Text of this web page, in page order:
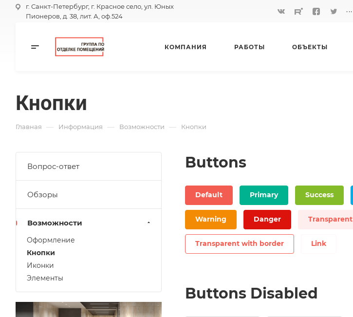
г. Санкт-Петербург, г. Красное село, ул. Юных
Пионеров, д. 38, лит. А, оф.524
...
КОМПАНИЯ РАБОТЫ ОБЪЕКТЫ
Кнопки
Главная — Информация — Возможности — Кнопки
Buttons
Default Primary Success
Warning Danger Transparent
Transparent with border Link
Buttons Disabled
Вопрос-ответ
Обзоры
Возможности
Оформление
Кнопки
Иконки
Элементы